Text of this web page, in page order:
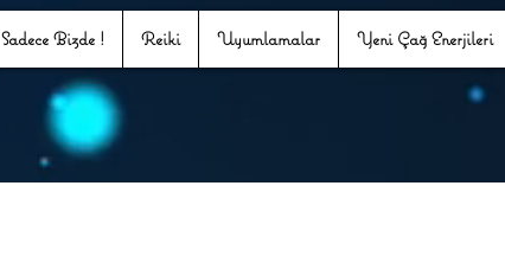
Sadece Bizde ! Reiki Uyumlamalar Yeni Çağ Enerjileri